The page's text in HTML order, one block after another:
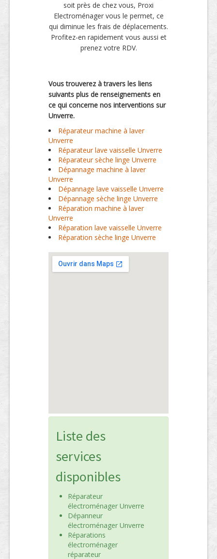
soit près de chez vous, Proxi
Electroménager vous le permet, ce
qui diminue les frais de déplacements.
Profitez-en rapidement vous aussi et
prenez votre RDV.
Vous trouverez à travers les liens
suivants plus de renseignements en
ce qui concerne nos interventions sur
Unverre.
Réparateur machine à laver
Unverre
Réparateur lave vaisselle Unverre
Réparateur sèche linge Unverre
Dépannage machine à laver
Unverre
Dépannage lave vaisselle Unverre
Dépannage sèche linge Unverre
Réparation machine à laver
Unverre
Réparation lave vaisselle Unverre
Réparation sèche linge Unverre
Liste des
services
disponibles
Réparateur
électroménager Unverre
Dépanneur
électroménager Unverre
Réparations
électroménager
réparateur